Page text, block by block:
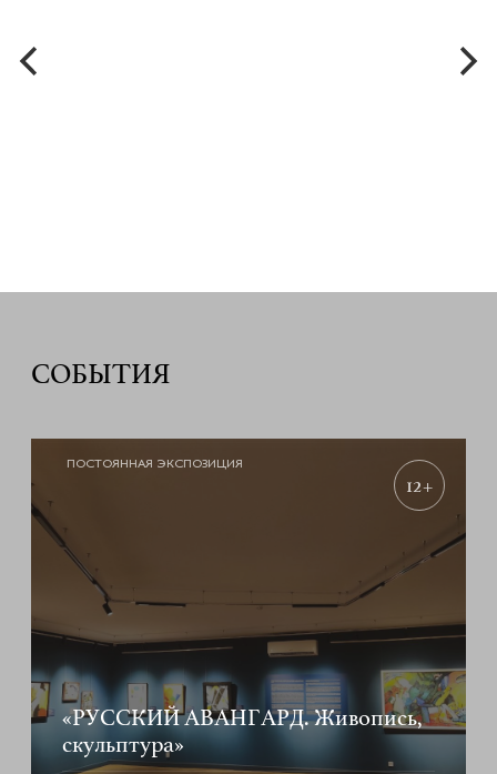
СОБЫТИЯ
ПОСТОЯННАЯ ЭКСПОЗИЦИЯ
12+
«РУССКИЙ АВАНГАРД. Живопись,
скульптура»